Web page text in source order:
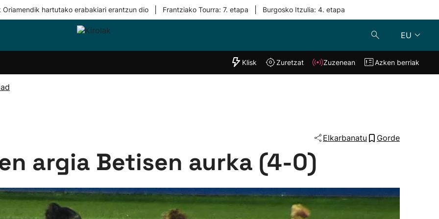
Oriamendik hartutako erabakiari erantzun dio Frantziako Tourra: 7. etapa Burgosko Itzulia: 4. etapa
EU
Taldeak
"Helmuga"
Klisk Zuzenean
Klisk Zuretzat Zuzenean Azken berriak
Elkarbanatu Gorde
argia Betisen aurka (4-0)